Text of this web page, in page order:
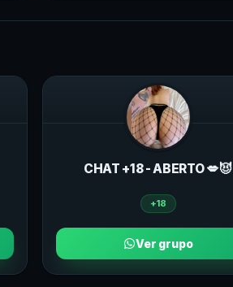
CHAT +18 - ABERTO 💋😈
+18
Ver grupo